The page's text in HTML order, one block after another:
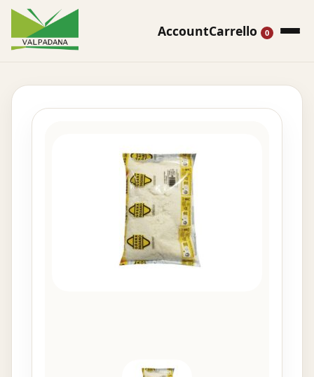
AccountCarrello 0